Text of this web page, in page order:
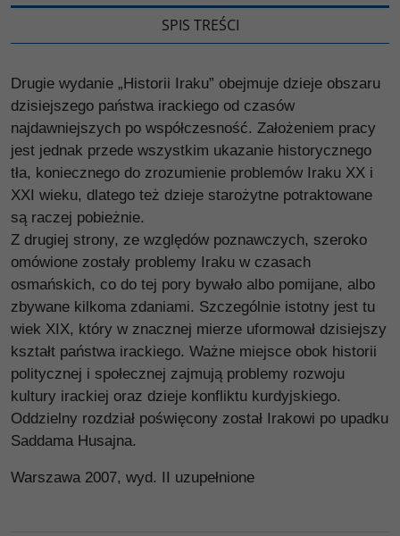
SPIS TREŚCI
Drugie wydanie „Historii Iraku” obejmuje dzieje obszaru
dzisiejszego państwa irackiego od czasów
najdawniejszych po współczesność. Założeniem pracy
jest jednak przede wszystkim ukazanie historycznego
tła, koniecznego do zrozumienie problemów Iraku XX i
XXI wieku, dlatego też dzieje starożytne potraktowane
są raczej pobieżnie.
Z drugiej strony, ze względów poznawczych, szeroko
omówione zostały problemy Iraku w czasach
osmańskich, co do tej pory bywało albo pomijane, albo
zbywane kilkoma zdaniami. Szczególnie istotny jest tu
wiek XIX, który w znacznej mierze uformował dzisiejszy
kształt państwa irackiego. Ważne miejsce obok historii
politycznej i społecznej zajmują problemy rozwoju
kultury irackiej oraz dzieje konfliktu kurdyjskiego.
Oddzielny rozdział poświęcony został Irakowi po upadku
Saddama Husajna.
Warszawa 2007, wyd. II uzupełnione